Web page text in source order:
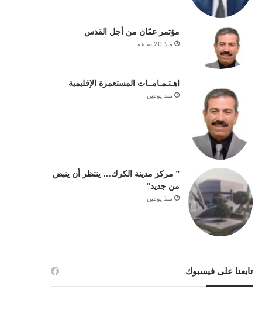
مؤتمر عمّان من أجل القدس
منذ 20 ساعة
اهـتـمـامــات المستعمرة الإقليمية
منذ يومين
” مركز مدينة الكرك… ينتظر أن ينبض
من جديد”
منذ يومين
تابعنا على فيسبوك